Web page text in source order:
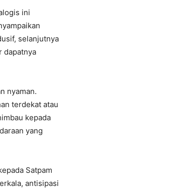
ini
selanjutnya
dapatnya
nyaman.
terdekat atau
kepada
yang
Satpam
antisipasi